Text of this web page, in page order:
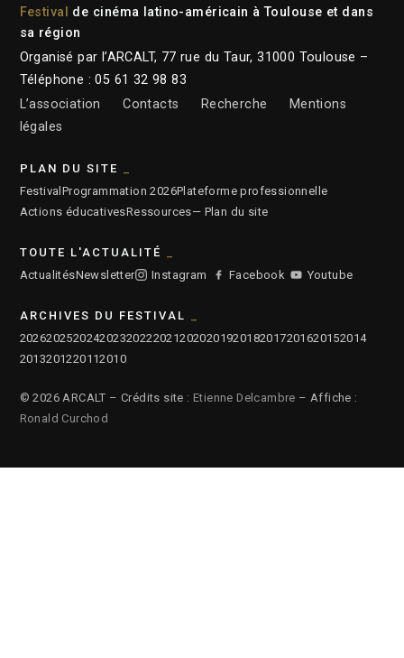
Festival
de cinéma latino-américain à Toulouse et dans
sa région
Organisé par l’ARCALT, 77 rue du Taur, 31000 Toulouse –
Téléphone : 05 61 32 98 83
L’association
Contacts Recherche
Mentions
légales
PLAN DU SITE
Festival Programmation 2026Plateforme professionnelle
Actions éducativesRessources— Plan du site
TOUTE L'ACTUALITÉ
ActualitésNewsletter Instagram Facebook Youtube
ARCHIVES DU FESTIVAL
2026202520242023202220212020201920182017201620152014
2013201220112010
© 2026 ARCALT – Crédits site : Etienne Delcambre – Affiche :
Ronald Curchod